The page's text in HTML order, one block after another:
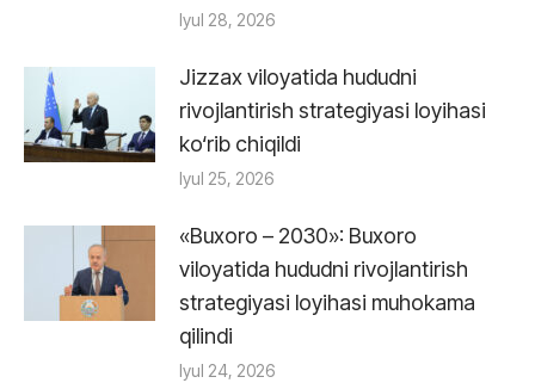
Iyul 28, 2026
Jizzax viloyatida hududni
rivojlantirish strategiyasi loyihasi
ko‘rib chiqildi
Iyul 25, 2026
«Buxoro – 2030»: Buxoro
viloyatida hududni rivojlantirish
strategiyasi loyihasi muhokama
qilindi
Iyul 24, 2026